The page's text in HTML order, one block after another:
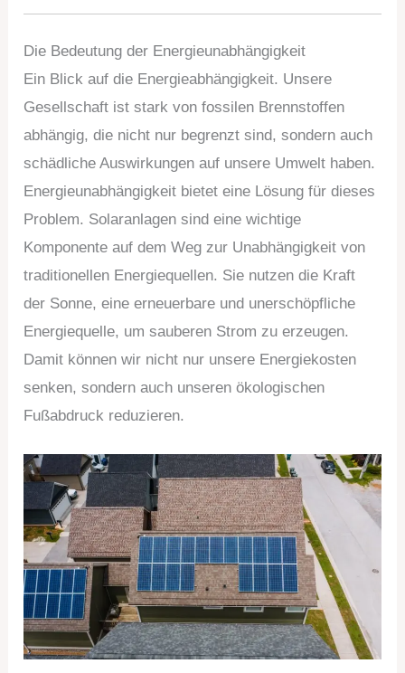
Die Bedeutung der Energieunabhängigkeit
Ein Blick auf die Energieabhängigkeit. Unsere
Gesellschaft ist stark von fossilen Brennstoffen
abhängig, die nicht nur begrenzt sind, sondern auch
schädliche Auswirkungen auf unsere Umwelt haben.
Energieunabhängigkeit bietet eine Lösung für dieses
Problem. Solaranlagen sind eine wichtige
Komponente auf dem Weg zur Unabhängigkeit von
traditionellen Energiequellen. Sie nutzen die Kraft
der Sonne, eine erneuerbare und unerschöpfliche
Energiequelle, um sauberen Strom zu erzeugen.
Damit können wir nicht nur unsere Energiekosten
senken, sondern auch unseren ökologischen
Fußabdruck reduzieren.